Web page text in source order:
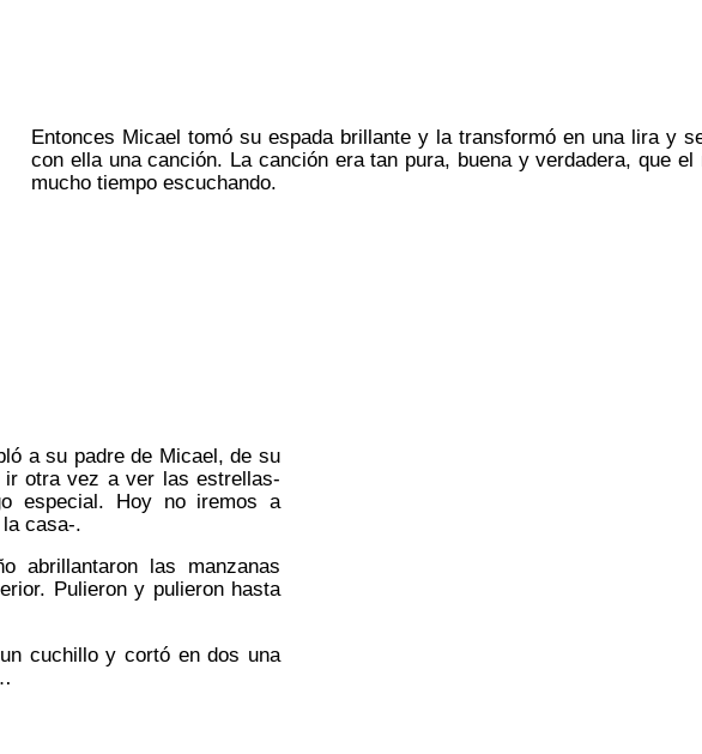
Entonces Micael tomó su espada brillante y la transformó en una lira y
con ella una canción. La canción era tan pura, buena y verdadera, que el
mucho tiempo escuchando.
a su padre de Micael, de su
otra vez a ver las estrellas-
especial. Hoy no iremos a
casa-.
abrillantaron las manzanas
Pulieron y pulieron hasta
cuchillo y cortó en dos una